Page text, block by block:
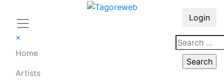
×
Home
Artists
Login